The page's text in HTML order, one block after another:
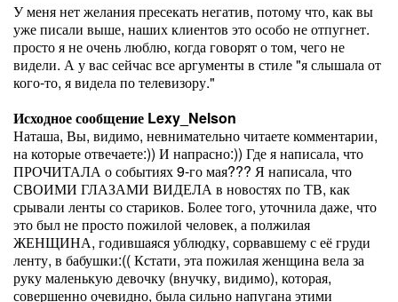
У меня нет желания пресекать негатив, потому что, как вы
уже писали выше, наших клиентов это особо не отпугнет.
просто я не очень люблю, когда говорят о том, чего не
видели. А у вас сейчас все аргументы в стиле "я слышала от
кого-то, я видела по телевизору."
Исходное сообщение Lexy_Nelson
Наташа, Вы, видимо, невнимательно читаете комментарии,
на которые отвечаете:)) И напрасно:)) Где я написала, что
ПРОЧИТАЛА о событиях 9-го мая??? Я написала, что
СВОИМИ ГЛАЗАМИ ВИДЕЛА в новостях по ТВ, как
срывали ленты со стариков. Более того, уточнила даже, что
это был не просто пожилой человек, а полжилая
ЖЕНЩИНА, годившаяся ублюдку, сорвавшему с её груди
ленту, в бабушки:(( Кстати, эта пожилая женщина вела за
руку маленькую девочку (внучку, видимо), которая,
совершенно очевидно, была сильно напугана этими